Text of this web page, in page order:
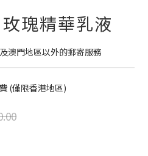
玫瑰精華乳液
澳門地區以外的郵寄服務
(僅限香港地區)